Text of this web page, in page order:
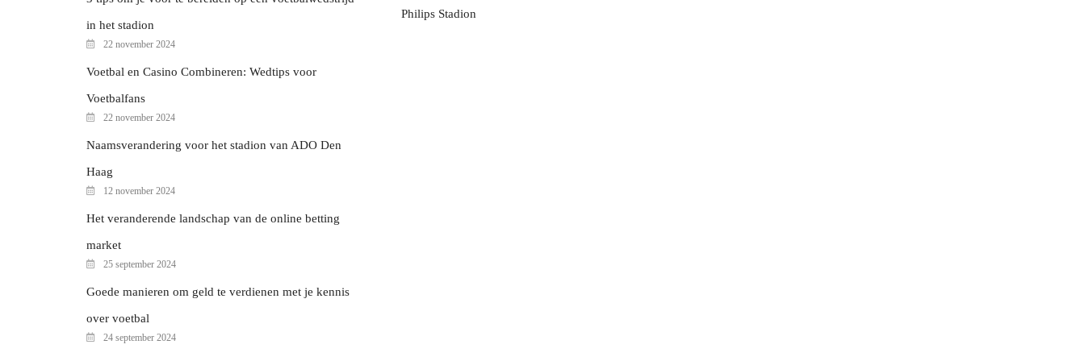
in het stadion
22 november 2024
Voetbal en Casino Combineren: Wedtips voor
Voetbalfans
22 november 2024
Naamsverandering voor het stadion van ADO Den
Haag
12 november 2024
Het veranderende landschap van de online betting
market
25 september 2024
Goede manieren om geld te verdienen met je kennis
over voetbal
24 september 2024
Philips Stadion